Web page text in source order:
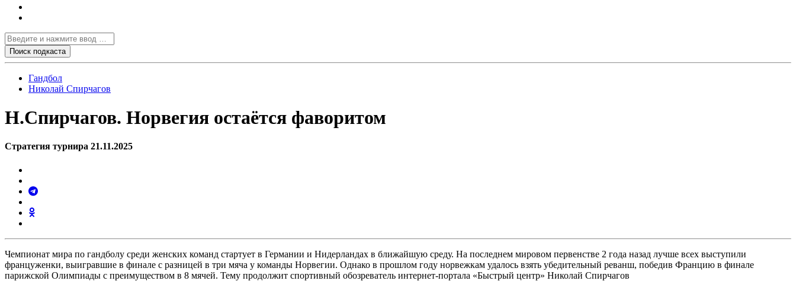
Гандбол
Николай Спирчагов
Н.Спирчагов. Норвегия остаётся фаворитом
Стратегия турнира 21.11.2025
Чемпионат мира по гандболу среди женских команд стартует в Германии и Нидерландах в ближайшую среду. На последнем мировом первенстве 2 года назад лучше всех выступили
француженки, выигравшие в финале с разницей в три мяча у команды Норвегии. Однако в прошлом году норвежкам удалось взять убедительный реванш, победив Францию в финале
парижской Олимпиады с преимуществом в 8 мячей. Тему продолжит спортивный обозреватель интернет-портала «Быстрый центр» Николай Спирчагов